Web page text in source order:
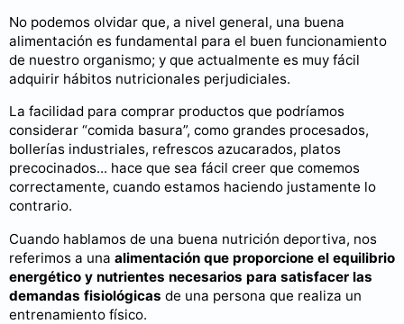
No podemos olvidar que, a nivel general, una buena
alimentación es fundamental para el buen funcionamiento
de nuestro organismo; y que actualmente es muy fácil
adquirir hábitos nutricionales perjudiciales.
La facilidad para comprar productos que podríamos
considerar “comida basura”, como grandes procesados,
bollerías industriales, refrescos azucarados, platos
precocinados... hace que sea fácil creer que comemos
correctamente, cuando estamos haciendo justamente lo
contrario.
Cuando hablamos de una buena nutrición deportiva, nos
referimos a una alimentación que proporcione el equilibrio
energético y nutrientes necesarios para satisfacer las
demandas fisiológicas de una persona que realiza un
entrenamiento físico.